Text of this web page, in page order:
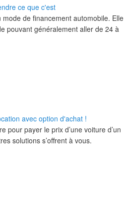
ce que c'est
de financement automobile. Elle
pouvant généralement aller de 24 à
avec option d'achat !
pour payer le prix d’une voiture d’un
solutions s’offrent à vous.